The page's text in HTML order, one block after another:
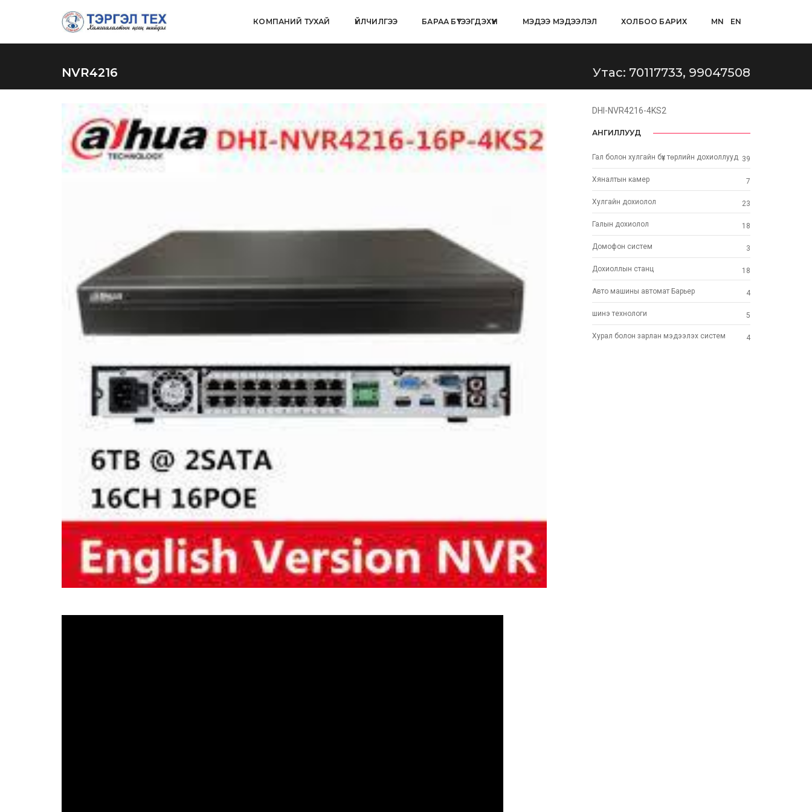
КОМПАНИЙ ТУХАЙ ҮЙЛЧИЛГЭЭ БАРАА БҮТЭЭГДЭХҮҮН МЭДЭЭ МЭДЭЭЛЭЛ ХОЛБОО БАРИХ MN EN
NVR4216 Утас: 70117733, 99047508
DHI-NVR4216-4KS2
АНГИЛЛУУД
Гал болон хулгайн бүх төрлийн дохиоллууд 39
Хяналтын камер 7
Хулгайн дохиолол 23
Галын дохиолол 18
Домофон систем 3
Дохиоллын станц 18
Авто машины автомат Барьер 4
шинэ технoлоги 5
Хурал болон зарлан мэдээлэх систем 4